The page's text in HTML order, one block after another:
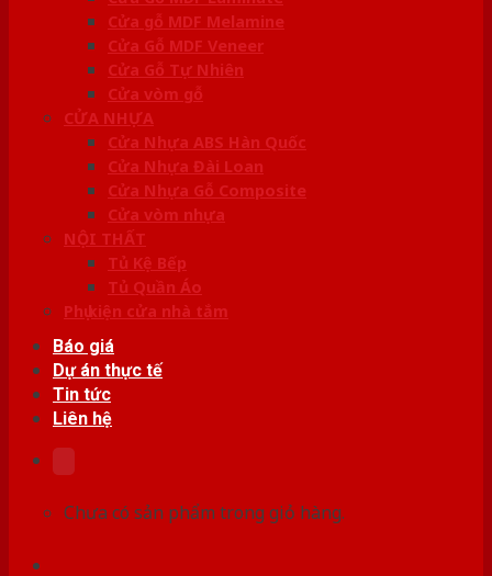
Cửa gỗ MDF Melamine
Cửa Gỗ MDF Veneer
Cửa Gỗ Tự Nhiên
Cửa vòm gỗ
CỬA NHỰA
Cửa Nhựa ABS Hàn Quốc
Cửa Nhựa Đài Loan
Cửa Nhựa Gỗ Composite
Cửa vòm nhựa
NỘI THẤT
Tủ Kệ Bếp
Tủ Quần Áo
Phụ kiện cửa nhà tắm
Báo giá
Dự án thực tế
Tin tức
Liên hệ
Chưa có sản phẩm trong giỏ hàng.